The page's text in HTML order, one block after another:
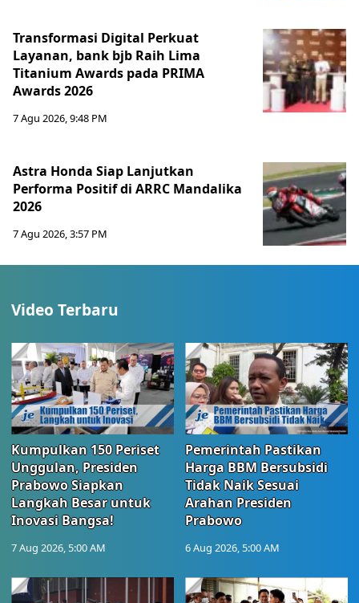
Transformasi Digital Perkuat
Layanan, bank bjb Raih Lima
Titanium Awards pada PRIMA
Awards 2026
7 Agu 2026, 9:48 PM
Astra Honda Siap Lanjutkan
Performa Positif di ARRC Mandalika
2026
7 Agu 2026, 3:57 PM
Video Terbaru
Kumpulkan 150 Periset
Unggulan, Presiden
Prabowo Siapkan
Langkah Besar untuk
Inovasi Bangsa!
7 Aug 2026, 5:00 AM
Pemerintah Pastikan
Harga BBM Bersubsidi
Tidak Naik Sesuai
Arahan Presiden
Prabowo
6 Aug 2026, 5:00 AM